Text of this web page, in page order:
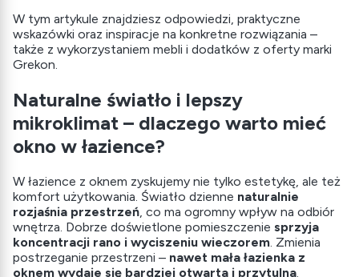
W tym artykule znajdziesz odpowiedzi, praktyczne
wskazówki oraz inspiracje na konkretne rozwiązania –
także z wykorzystaniem mebli i dodatków z oferty marki
Grekon.
Naturalne światło i lepszy
mikroklimat – dlaczego warto mieć
okno w łazience?
W łazience z oknem zyskujemy nie tylko estetykę, ale też
komfort użytkowania. Światło dzienne naturalnie
rozjaśnia przestrzeń, co ma ogromny wpływ na odbiór
wnętrza. Dobrze doświetlone pomieszczenie sprzyja
koncentracji rano i wyciszeniu wieczorem. Zmienia
postrzeganie przestrzeni – nawet mała łazienka z
oknem wydaje się bardziej otwarta i przytulna.